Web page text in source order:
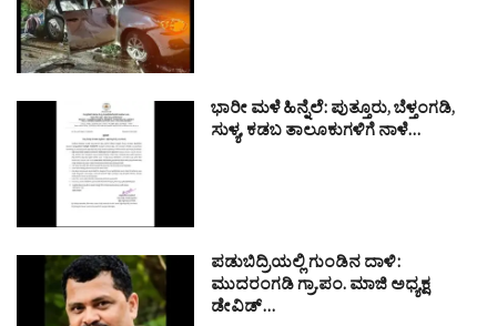
ಭಾರೀ ಮಳೆ ಹಿನ್ನೆಲೆ: ಪುತ್ತೂರು, ಬೆಳ್ತಂಗಡಿ,
ಸುಳ್ಯ, ಕಡಬ ತಾಲೂಕುಗಳಿಗೆ ನಾಳೆ…
ಪಡುಬಿದ್ರಿಯಲ್ಲಿ ಗುಂಡಿನ ದಾಳಿ:
ಮುದರಂಗಡಿ ಗ್ರಾ.ಪಂ. ಮಾಜಿ ಅಧ್ಯಕ್ಷ
ಡೇವಿಡ್…